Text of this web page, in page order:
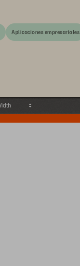
Aplicaciones empresariales